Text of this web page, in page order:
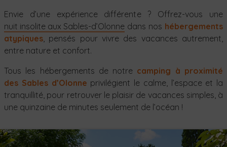
Envie d’une expérience différente ? Offrez-vous une
nuit insolite aux Sables-d’Olonne dans nos hébergements
atypiques, pensés pour vivre des vacances autrement,
entre nature et confort.
Tous les hébergements de notre camping à proximité
des Sables d’Olonne privilégient le calme, l’espace et la
tranquillité, pour retrouver le plaisir de vacances simples, à
une quinzaine de minutes seulement de l’océan !